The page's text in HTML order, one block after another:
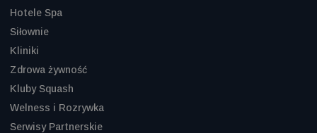
Hotele Spa
Siłownie
Kliniki
Zdrowa żywność
Kluby Squash
Welness i Rozrywka
Serwisy Partnerskie